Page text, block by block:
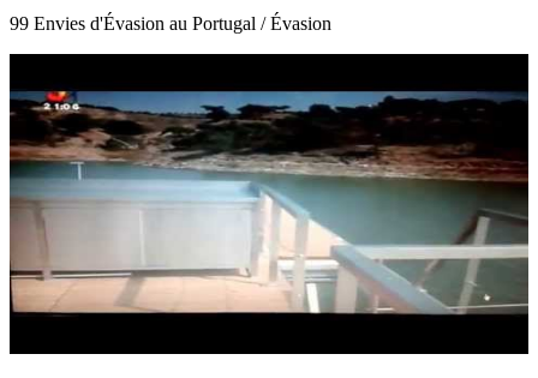
99 Envies d'Évasion au Portugal / Évasion